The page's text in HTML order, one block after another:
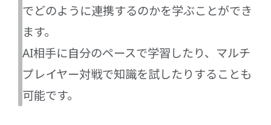
でどのように連携するのかを学ぶことができ
ます。
AI相手に自分のペースで学習したり、マルチ
プレイヤー対戦で知識を試したりすることも
可能です。